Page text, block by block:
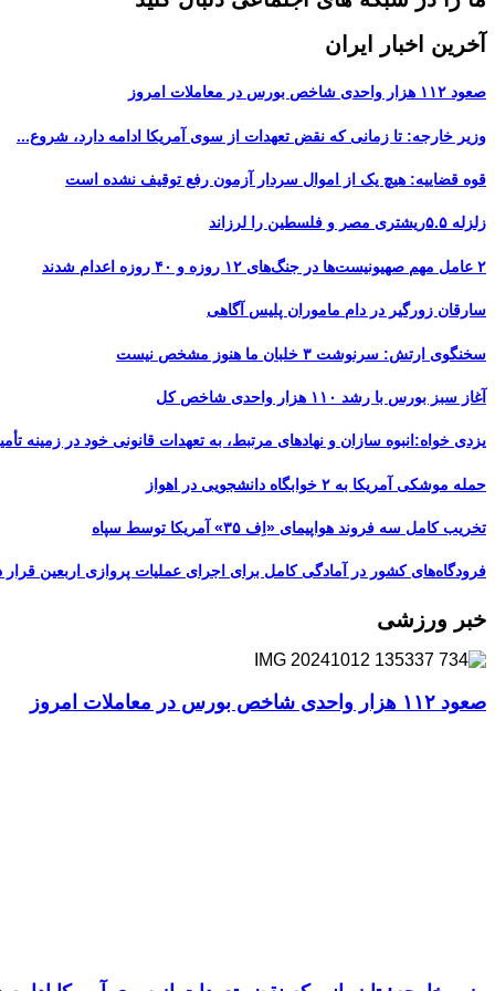
آخرین اخبار ایران
صعود ۱۱۲ هزار واحدی شاخص بورس در معاملات امروز
وزیر خارجه: تا زمانی که نقض تعهدات از سوی آمریکا ادامه دارد، شروع...
قوه قضاییه: هیچ یک از اموال سردار آزمون رفع توقیف نشده است
زلزله ۵.۵ریشتری مصر و فلسطین را لرزاند
۲ عامل مهم صهیونیست‌ها در جنگ‌های ۱۲ روزه و ۴۰ روزه اعدام شدند
سارقان زورگیر در دام ماموران پلیس آگاهی
سخنگوی ارتش: سرنوشت ۳ خلبان ما هنوز مشخص نیست
آغاز سبز بورس با رشد ۱۱۰ هزار واحدی شاخص کل
یزدی خواه:انبوه سازان و نهادهای مرتبط، به تعهدات قانونی خود در زمینه
حمله موشکی آمریکا به ۲ خوابگاه دانشجویی در اهواز
تخریب کامل سه فروند هواپیمای «اِف ۳۵» آمریکا توسط سپاه
فرودگاه‌های کشور در آمادگی کامل برای اجرای عملیات پروازی اربعین قرار
خبر ورزشی
صعود ۱۱۲ هزار واحدی شاخص بورس در معاملات امروز